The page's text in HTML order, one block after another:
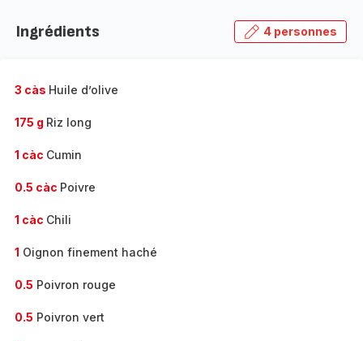
Ingrédients 4 personnes
3 càs Huile d’olive
175 g Riz long
1 càc Cumin
0.5 càc Poivre
1 càc Chili
1 Oignon finement haché
0.5 Poivron rouge
0.5 Poivron vert